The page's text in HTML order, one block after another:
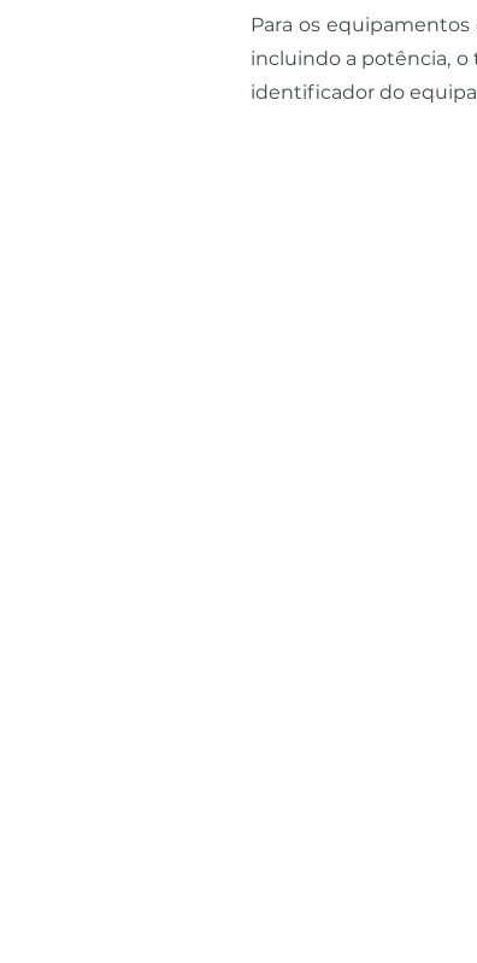
Para os
incluindo a potência, o
identificador do